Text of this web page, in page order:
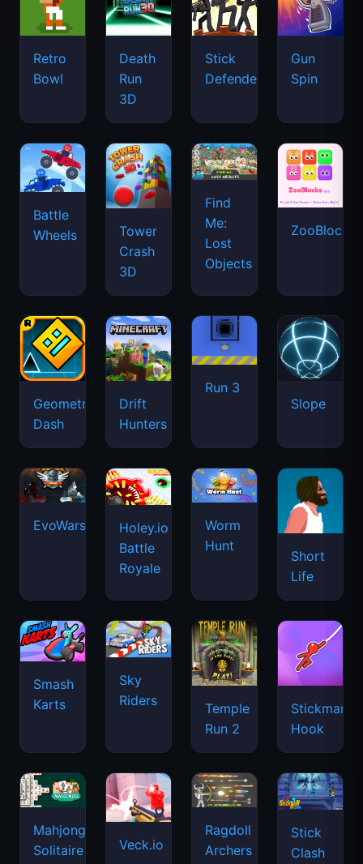
Retro
Bowl
Death
Run
3D
Stick
Defenders
Gun
Spin
Battle
Wheels
Tower
Crash
3D
Find
Me:
Lost
Objects
ZooBlocks
Geometry
Dash
Drift
Hunters
Run 3
Slope
EvoWars.io
Holey.io
Battle
Royale
Worm
Hunt
Short
Life
Smash
Karts
Sky
Riders
Temple
Run 2
Stickman
Hook
Mahjongg
Solitaire
Veck.io
Ragdoll
Archers
Stick
Clash